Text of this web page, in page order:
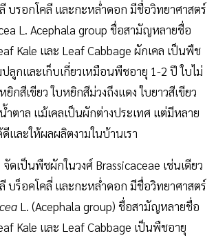
บรอกโคลี และกะหล่ำดอก มีชื่อวิทยาศาสตร์
L. Acephala group ชื่อสามัญหลายชื่อ
Kale และ Leaf Cabbage ผักเคล เป็นพืช
ลูกและเก็บเกี่ยวเหมือนพืชอายุ 1-2 ปี ใบไม่
กสีเขียว ใบหยิกสีม่วงถึงแดง ใบยาวสีเขียว
ำตาล แม้เคลเป็นผักต่างประเทศ แต่มีหลาย
และให้ผลผลิตงามในบ้านเรา
ดเป็นพืชผักในวงศ์ Brassicaceae เช่นเดียว
บร็อคโคลี่ และกะหล่ำดอก มีชื่อวิทยาศาสตร์
L. (Acephala group) ชื่อสามัญหลายชื่อ
Kale และ Leaf Cabbage เป็นพืชอายุ